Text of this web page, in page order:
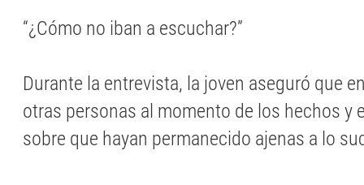
“¿Cómo no iban a escuchar?”
Durante la entrevista, la joven aseguró que
otras personas al momento de los hechos y
sobre que hayan permanecido ajenas a lo